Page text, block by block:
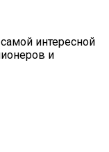
интересной
и